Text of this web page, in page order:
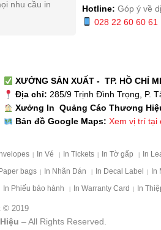
nhu cầu in
Hotline: Góp ý về
028 22 60 60 61
XƯỞNG SẢN XUẤT - TP. HỒ CHÍ
Địa chỉ: 285/9 Trịnh Đình Trọng, P.
Xưởng In Quảng Cáo Thương
Bản đồ Google Maps: Xem vị trí tại
In Vé In Tickets In Tờ gấp In
bags In Nhãn Dán In Decal Label In
In Phiếu bảo hành In Warranty Card In
© 2019
– All Rights Reserved.